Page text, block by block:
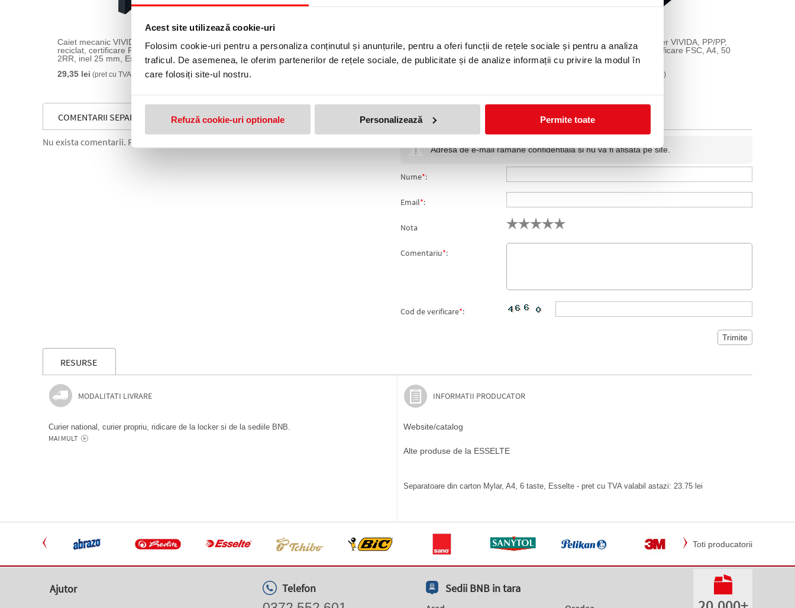
Acest site utilizează cookie-uri
Folosim cookie-uri pentru a personaliza conținutul și anunțurile, pentru a oferi funcții de rețele sociale și pentru a analiza
traficul. De asemenea, le oferim partenerilor de rețele sociale, de publicitate și de analize informații cu privire la modul în
care folosiți site-ul nostru.
Refuză cookie-uri optionale Personalizează Permite toate
Caiet mecanic VIVIDA, PP/PP, partial
reciclat, certificare FSC, A4, mecanism
2RR, inel 25 mm, Esselte negru
29,35 lei (pret cu TVA)
Caiet mecanic VIVIDA, PP/PP, partial
reciclat, certificare FSC, A4, mecanism
4RR, inel 25 mm, Esselte negru
29,45 lei
Biblioraft No.1 Power VIVIDA, PP/PP,
partial reciclat, certificare FSC, A4, 75
mm, Esselte negru
partial reciclat, certificare FSC, A4, 50
mm, Esselte negru
(pret cu TVA)
COMENTARII SEPARATOARE DIN CARTON MYLAR, A4, 6 TASTE, ESSELTE
Nu exista comentarii. Fii primul care comenteaza acest produs!
Adresa de e-mail ramane confidentiala si nu va fi afisata pe site.
Nume*:
Email*:
Nota
Comentariu*:
Cod de verificare*:
RESURSE
MODALITATI LIVRARE
Curier national, curier propriu, ridicare de la locker si de la sediile BNB.
MAI MULT
INFORMATII PRODUCATOR
Website/catalog
Alte produse de la ESSELTE
Separatoare din carton Mylar, A4, 6 taste, Esselte - pret cu TVA valabil astazi: 23.75 lei
Toti producatorii
Ajutor Telefon Sedii BNB in tara